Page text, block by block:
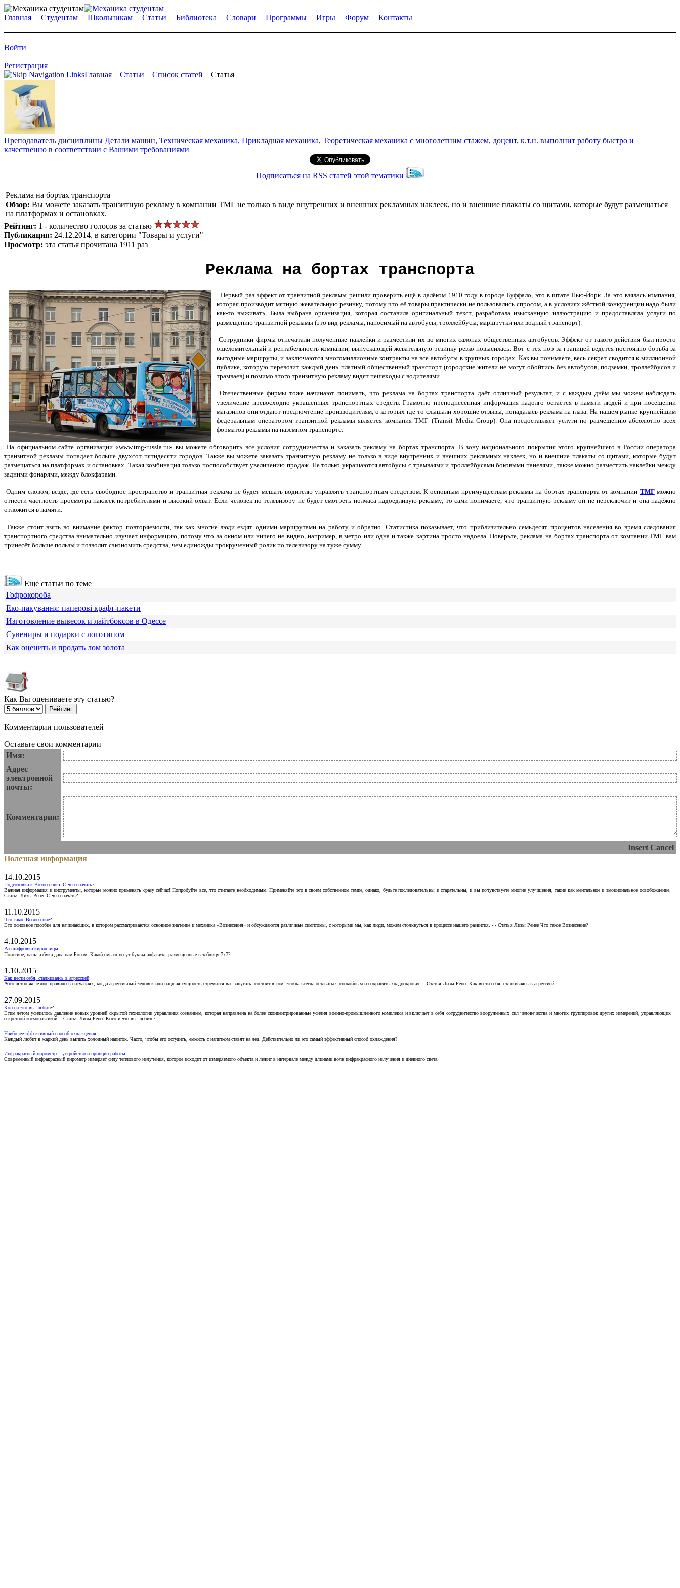
Главная Студентам Школьникам Статьи Библиотека Словари Программы Игры Форум Контакты
Войти
Регистрация
Главная
Статьи Список статей Статья
Преподаватель дисциплины Детали машин, Техническая механика, Прикладная механика, Теоретическая механика с многолетним стажем, доцент, к.т.н. выполнит работу быстро и
качественно в соответствии с Вашими требованиями
Подписаться на RSS статей этой тематики
Реклама на бортах транспорта
Обзор: Вы можете заказать транзитную рекламу в компании ТМГ не только в виде внутренних и внешних рекламных наклеек, но и внешние плакаты со щитами, которые будут размещаться
на платформах и остановках.
Рейтинг: 1 - количество голосов за статью
Публикация: 24.12.2014, в категории "Товары и услуги"
Просмотр: эта статья прочитана 1911 раз
Реклама на бортах транспорта
Первый раз эффект от транзитной рекламы решили проверить ещё в далёком 1910 году в городе Буффало, это в штате Нью-Йорк. За это взялась компания,
которая производит мятную жевательную резинку, потому что её товары практически не пользовались спросом, а в условиях жёсткой конкуренции надо были
как-то выживать. Была выбрана организация, которая составила оригинальный текст, разработала изысканную иллюстрацию и предоставляла услуги по
размещению транзитной рекламы (это вид рекламы, наносимый на автобусы, троллейбусы, маршрутки или водный транспорт).
Сотрудники фирмы отпечатали полученные наклейки и разместили их во многих салонах общественных автобусов. Эффект от такого действия был просто
ошеломительный и рентабельность компании, выпускающей жевательную резинку резко повысилась. Вот с тех пор за границей ведётся постоянно борьба за
выгодные маршруты, и заключаются многомиллионные контракты на все автобусы в крупных городах. Как вы понимаете, весь секрет сводится к миллионной
публике, которую перевозит каждый день платный общественный транспорт (городские жители не могут обойтись без автобусов, подземки, троллейбусов и
трамваев) и помимо этого транзитную рекламу видят пешеходы с водителями.
Отечественные фирмы тоже начинают понимать, что реклама на бортах транспорта даёт отличный результат, и с каждым днём мы можем наблюдать
увеличение превосходно украшенных транспортных средств. Грамотно преподнесённая информация надолго остаётся в памяти людей и при посещении
магазинов они отдают предпочтение производителям, о которых где-то слышали хорошие отзывы, попадалась реклама на глаза. На нашем рынке крупнейшим
федеральным оператором транзитной рекламы является компания ТМГ (Transit Media Group). Она предоставляет услуги по размещению абсолютно всех
форматов рекламы на наземном транспорте.
На официальном сайте организации «www.tmg-russia.ru» вы можете обговорить все условия сотрудничества и заказать рекламу на бортах транспорта. В зону национального покрытия этого крупнейшего в России оператора
транзитной рекламы попадает больше двухсот пятидесяти городов. Также вы можете заказать транзитную рекламу не только в виде внутренних и внешних рекламных наклеек, но и внешние плакаты со щитами, которые будут
размещаться на платформах и остановках. Такая комбинация только поспособствует увеличению продаж. Не только украшаются автобусы с трамваями и троллейбусами боковыми панелями, также можно разместить наклейки между
задними фонарями, между блокфарами.
Одним словом, везде, где есть свободное пространство и транзитная реклама не будет мешать водителю управлять транспортным средством. К основным преимуществам рекламы на бортах транспорта от компании ТМГможно
отнести частность просмотра наклеек потребителями и высокий охват. Если человек по телевизору не будет смотреть полчаса надоедливую рекламу, то сами понимаете, что транзитную рекламу он не переключит и она надёжно
отложится в памяти.
Также стоит взять во внимание фактор повторяемости, так как многие люди ездят одними маршрутами на работу и обратно. Статистика показывает, что приблизительно семьдесят процентов населения во время следования
транспортного средства внимательно изучает информацию, потому что за окном или ничего не видно, например, в метро или одна и также картина просто надоела. Поверьте, реклама на бортах транспорта от компании ТМГ вам
принесёт больше пользы и позволит сэкономить средства, чем единожды прокрученный ролик по телевизору на туже сумму.
Еще статьи по теме
Гофрокороба
Еко-пакування: паперові крафт-пакети
Изготовление вывесок и лайтбоксов в Одессе
Сувениры и подарки с логотипом
Как оценить и продать лом золота
Как Вы оцениваете эту статью?
Комментарии пользователей
Оставьте свои комментарии
Имя:
Адрес
электронной
почты:
Комментарии:
Insert Cancel
Полезная информация
14.10.2015
Подготовка к Вознесению. С чего начать?
Важная информация и инструменты, которые можно применять сразу сейчас! Попробуйте все, что считаете необходимым. Применяйте это в своем собственном темпе, однако, будьте последовательны и старательны, и вы почувствуете многие улучшения, такие как ментальное и эмоциональное освобождение.
Статья Лизы Ренее С чего начать?
11.10.2015
Что такое Вознесение?
Это основное пособие для начинающих, в котором рассматриваются основное значение и механика «Вознесения» и обсуждаются различные симптомы, с которыми мы, как люди, можем столкнуться в процессе нашего развития. - - Статья Лизы Ренее Что такое Вознесение?
4.10.2015
Расшифровка кириллицы
Поистине, наша азбука дана нам Богом. Какой смысл несут буквы алфавита, размещенные в таблицу 7х7?
1.10.2015
Как вести себя, сталкиваясь в агрессией
Абсолютно железное правило в ситуациях, когда агрессивный человек или падшая сущность стремится вас запугать, состоит в том, чтобы всегда оставаться спокойным и сохранять хладнокровие. - Статья Лизы Ренее Как вести себя, сталкиваясь в агрессией
27.09.2015
Кого и что вы любите?
Этим летом усилилось давление новых уровней скрытой технологии управления сознанием, которая направлена на более сконцентрированные усилия военно-промышленного комплекса и включает в себя сотрудничество вооруженных сил человечества и многих группировок других измерений, управляющих
секретной космонавтикой. - Статья Лизы Ренее Кого и что вы любите?
Наиболее эффективный способ охлаждения
Каждый любит в жаркий день выпить холодный напиток. Часто, чтобы его остудить, емкость с напитком ставят на лед. Действительно ли это самый эффективный способ охлаждения?
Инфракрасный пирометр – устройство и принцип работы
Современный инфракрасный пирометр измеряет силу теплового излучения, которое исходит от измеряемого объекта и лежит в интервале между длинами волн инфракрасного излучения и дневного света.